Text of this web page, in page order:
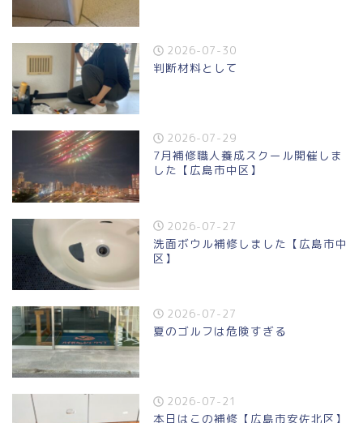
2026-07-30
判断材料として
2026-07-29
7月補修職人養成スクール開催しま
した【広島市中区】
2026-07-27
洗面ボウル補修しました【広島市中
区】
2026-07-27
夏のゴルフは危険すぎる
2026-07-21
本日はこの補修【広島市安佐北区】